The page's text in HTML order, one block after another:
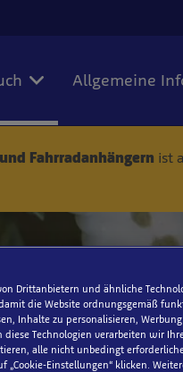
Allgemeine
Fahrradanhängern ist
Drittanbietern und ähnliche
die Website ordnungsgemäß
Inhalte zu personalisieren,
Technologien verarbeiten wir
alle nicht unbedingt
Einstellungen“ klicken.